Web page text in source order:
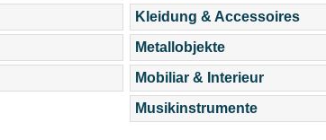
Kleidung & Accessoires
Metallobjekte
Mobiliar & Interieur
Musikinstrumente